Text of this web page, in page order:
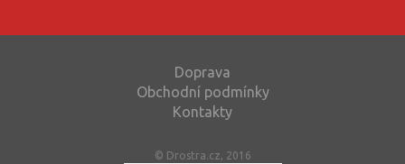
Doprava
Obchodní podmínky
Kontakty
© Drostra.cz, 2016